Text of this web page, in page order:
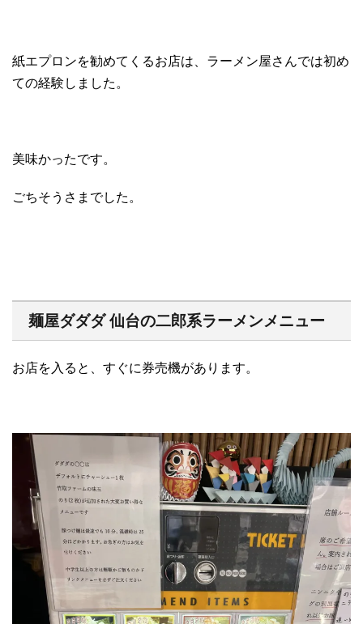
紙エプロンを勧めてくるお店は、ラーメン屋さんでは初め
ての経験しました。
美味かったです。
ごちそうさまでした。
麺屋ダダダ 仙台の二郎系ラーメンメニュー
お店を入ると、すぐに券売機があります。